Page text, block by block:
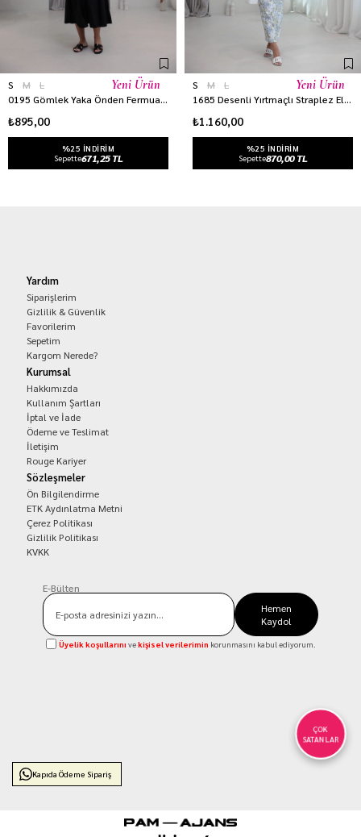
S M
L
0195 Gömlek Yaka Önden Fermuarlı Elbise SİYAH
₺895,00
%25 INDIRIM
Sepette671,25 TL
Yeni Ürün S M
L
1685 Desenli Yırtmaçlı Straplez Elbise MAVİ
₺1.160,00
%25 INDIRIM
Sepette870,00 TL
Yeni Ürün
Yardım
Siparişlerim
Gizlilik & Güvenlik
Favorilerim
Sepetim
Kargom Nerede?
Kurumsal
Hakkımızda
Kullanım Şartları
İptal ve İade
Ödeme ve Teslimat
İletişim
Rouge Kariyer
Sözleşmeler
Ön Bilgilendirme
ETK Aydınlatma Metni
Çerez Politikası
Gizlilik Politikası
KVKK
E-Bülten
Hemen
Kaydol
Üyelik koşullarını vekişisel verilerimin korunmasını kabul ediyorum.
Kapıda Ödeme Sipariş
ÇOK
SATANLAR